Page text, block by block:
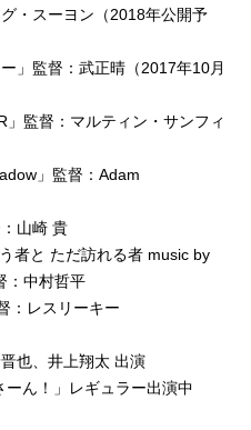
・スーヨン（2018年公開予
」監督：武正晴（2017年10月
」監督：マルティン・サンフィ
」監督：Adam
山崎 貴
者と ただ訪れる者 music by
：中村哲平
：レスリーキー
也、井上翔太 出演
ーん！」レギュラー出演中